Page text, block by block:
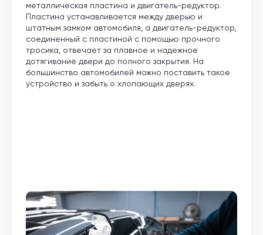
металлическая пластина и двигатель-редуктор.
Пластина устанавливается между дверью и
штатным замком автомобиля, а двигатель-редуктор,
соединенный с пластиной с помощью прочного
тросика, отвечает за плавное и надежное
дотягивание двери до полного закрытия. На
большинство автомобилей можно поставить такое
устройство и забыть о хлопающих дверях.